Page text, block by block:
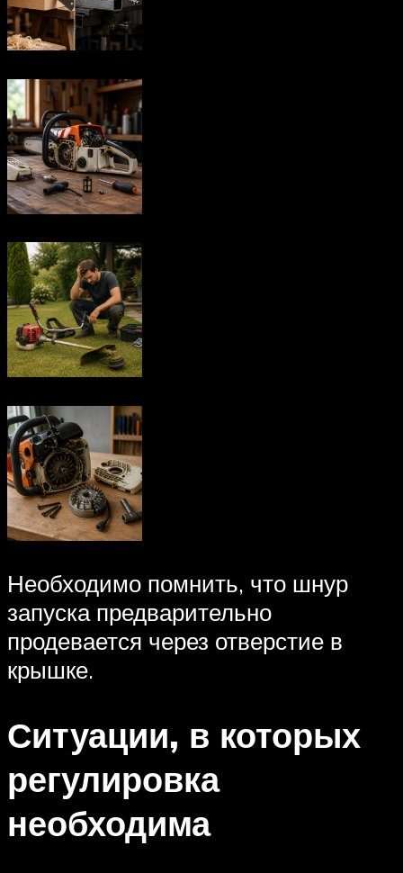
Необходимо помнить, что шнур
запуска предварительно
продевается через отверстие в
крышке.
Ситуации, в которых
регулировка
необходима